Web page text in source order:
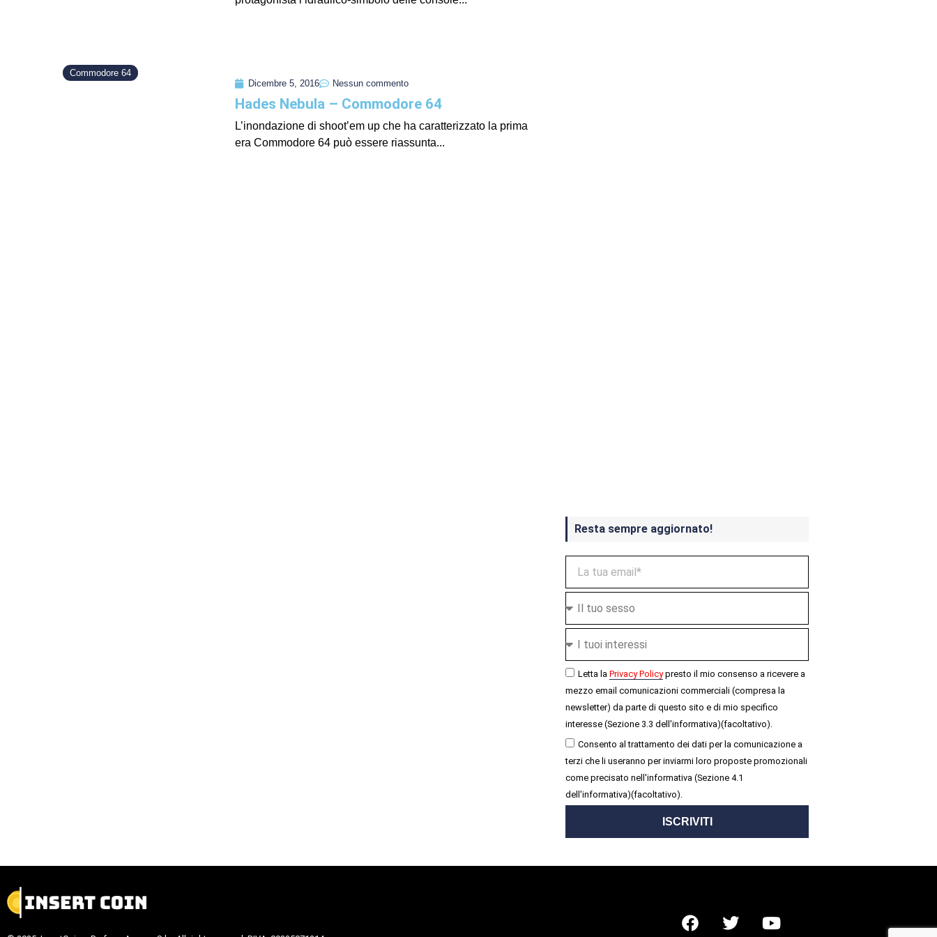
Commodore 64
Dicembre 5, 2016
Nessun commento
Hades Nebula – Commodore 64
L’inondazione di shoot’em up che ha caratterizzato la prima
era Commodore 64 può essere riassunta...
Resta sempre aggiornato!
Letta la Privacy Policypresto il mio consenso a ricevere a
mezzo email comunicazioni commerciali (compresa la
newsletter) da parte di questo sito e di mio specifico
interesse (Sezione 3.3 dell'informativa)(facoltativo).
Consento al trattamento dei dati per la comunicazione a
terzi che li useranno per inviarmi loro proposte promozionali
come precisato nell'informativa (Sezione 4.1
dell'informativa)(facoltativo).
ISCRIVITI